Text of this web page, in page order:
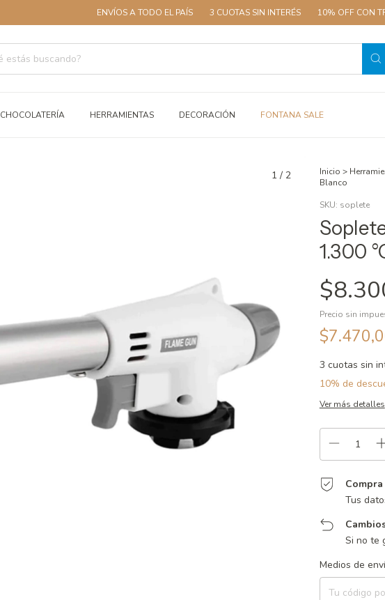
ENVÍOS A TODO EL PAÍS 3 CUOTAS SIN INTERÉS 10% OFF CON
CHOCOLATERÍA HERRAMIENTAS DECORACIÓN FONTANA SALE
1 / 2 Inicio >
Blanco
SKU: soplete
1.300
Precio sin
3 cuotas sin
10% de
Ver más detalles
Tus
Si no te
Entregas para el
Medios de